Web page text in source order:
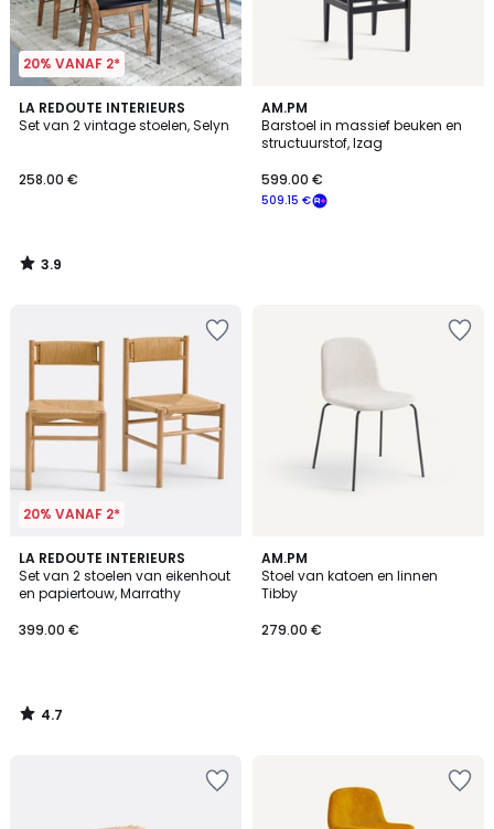
20% VANAF 2*
LA REDOUTE INTERIEURS
Set van 2 vintage stoelen, Selyn
258.00 €
3.9
/ 5
3.9
/
AM.PM
Barstoel in massief beuken en
structuurstof, Izag
509.15 €
599.00 €
20% VANAF 2*
LA REDOUTE INTERIEURS
Set van 2 stoelen van eikenhout
en papiertouw, Marrathy
399.00 €
4.7
/ 5
4.7
/
AM.PM
Stoel van katoen en linnen
Tibby
279.00 €